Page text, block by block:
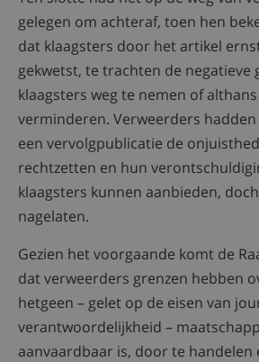
gelegen om achteraf, toen hen
dat klaagsters door het artikel
gekwetst, te trachten de negatieve
klaagsters weg te nemen of
verminderen. Verweerders
een vervolgpublicatie de
rechtzetten en hun
klaagsters kunnen aanbieden,
nagelaten.
Gezien het voorgaande komt de
dat verweerders grenzen hebben
hetgeen – gelet op de eisen van
verantwoordelijkheid –
aanvaardbaar is, door te handelen